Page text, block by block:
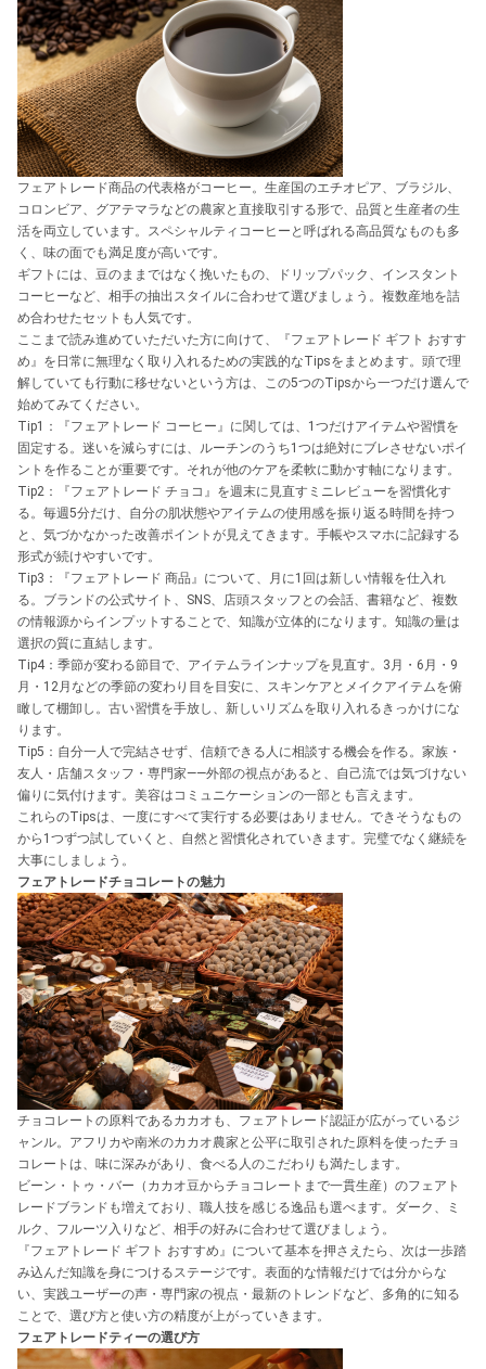
フェアトレード商品の代表格がコーヒー。生産国のエチオピア、ブラジル、
コロンビア、グアテマラなどの農家と直接取引する形で、品質と生産者の生
活を両立しています。スペシャルティコーヒーと呼ばれる高品質なものも多
く、味の面でも満足度が高いです。
ギフトには、豆のままではなく挽いたもの、ドリップパック、インスタント
コーヒーなど、相手の抽出スタイルに合わせて選びましょう。複数産地を詰
め合わせたセットも人気です。
ここまで読み進めていただいた方に向けて、『フェアトレード ギフト おすす
め』を日常に無理なく取り入れるための実践的なTipsをまとめます。頭で理
解していても行動に移せないという方は、この5つのTipsから一つだけ選んで
始めてみてください。
Tip1：『フェアトレード コーヒー』に関しては、1つだけアイテムや習慣を
固定する。迷いを減らすには、ルーチンのうち1つは絶対にブレさせないポイ
ントを作ることが重要です。それが他のケアを柔軟に動かす軸になります。
Tip2：『フェアトレード チョコ』を週末に見直すミニレビューを習慣化す
る。毎週5分だけ、自分の肌状態やアイテムの使用感を振り返る時間を持つ
と、気づかなかった改善ポイントが見えてきます。手帳やスマホに記録する
形式が続けやすいです。
Tip3：『フェアトレード 商品』について、月に1回は新しい情報を仕入れ
る。ブランドの公式サイト、SNS、店頭スタッフとの会話、書籍など、複数
の情報源からインプットすることで、知識が立体的になります。知識の量は
選択の質に直結します。
Tip4：季節が変わる節目で、アイテムラインナップを見直す。3月・6月・9
月・12月などの季節の変わり目を目安に、スキンケアとメイクアイテムを俯
瞰して棚卸し。古い習慣を手放し、新しいリズムを取り入れるきっかけにな
ります。
Tip5：自分一人で完結させず、信頼できる人に相談する機会を作る。家族・
友人・店舗スタッフ・専門家——外部の視点があると、自己流では気づけない
偏りに気付けます。美容はコミュニケーションの一部とも言えます。
これらのTipsは、一度にすべて実行する必要はありません。できそうなもの
から1つずつ試していくと、自然と習慣化されていきます。完璧でなく継続を
大事にしましょう。
フェアトレードチョコレートの魅力
チョコレートの原料であるカカオも、フェアトレード認証が広がっているジ
ャンル。アフリカや南米のカカオ農家と公平に取引された原料を使ったチョ
コレートは、味に深みがあり、食べる人のこだわりも満たします。
ビーン・トゥ・バー（カカオ豆からチョコレートまで一貫生産）のフェアト
レードブランドも増えており、職人技を感じる逸品も選べます。ダーク、ミ
ルク、フルーツ入りなど、相手の好みに合わせて選びましょう。
『フェアトレード ギフト おすすめ』について基本を押さえたら、次は一歩踏
み込んだ知識を身につけるステージです。表面的な情報だけでは分からな
い、実践ユーザーの声・専門家の視点・最新のトレンドなど、多角的に知る
ことで、選び方と使い方の精度が上がっていきます。
フェアトレードティーの選び方